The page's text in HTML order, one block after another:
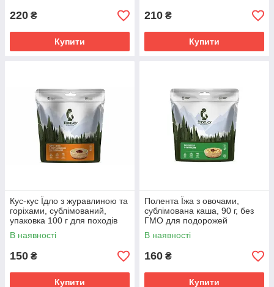
220 ₴
Купити
210 ₴
Купити
Кус-кус Їдло з журавлиною та
горіхами, сублімований,
упаковка 100 г для походів
В наявності
150 ₴
Купити
Полента Їжа з овочами,
сублімована каша, 90 г, без
ГМО для подорожей
В наявності
160 ₴
Купити